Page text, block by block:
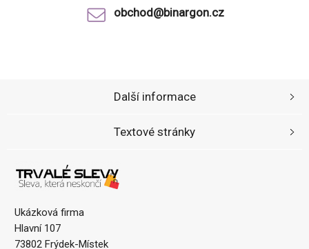
obchod@binargon.cz
Ukázková firma
Hlavní 107
73802 Frýdek-Místek
Další informace
Textové stránky